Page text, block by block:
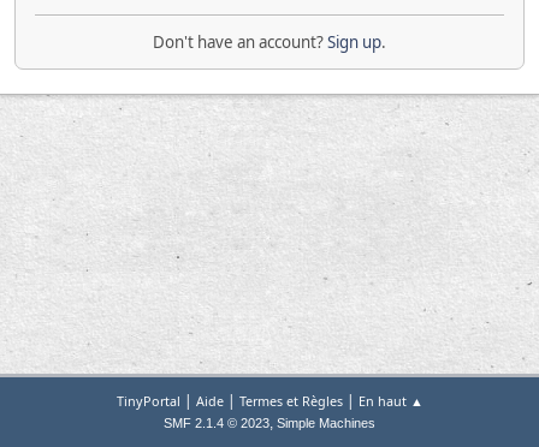
Don't have an account?Sign up.
TinyPortal | Aide| Termes et Règles| En haut ▲
SMF 2.1.4 © 2023, Simple Machines